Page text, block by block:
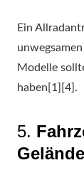
Ein
Modelle
haben[1][4].
5.